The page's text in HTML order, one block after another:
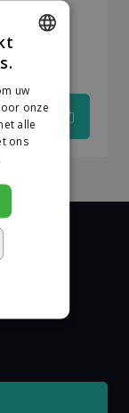
-
DUTCH
GERMAN
uw
onze
alle
ons